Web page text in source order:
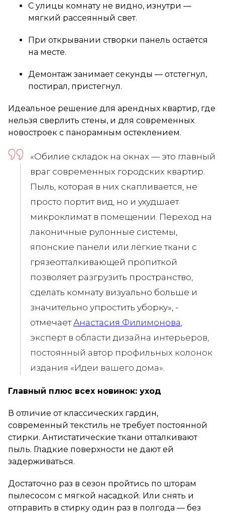
С улицы комнату не видно, изнутри —
мягкий рассеянный свет.
При открывании створки панель остаётся
на месте.
Демонтаж занимает секунды — отстегнул,
постирал, пристегнул.
Идеальное решение для арендных квартир, где
нельзя сверлить стены, и для современных
новостроек с панорамным остеклением.
«Обилие складок на окнах — это главный
враг современных городских квартир.
Пыль, которая в них скапливается, не
просто портит вид, но и ухудшает
микроклимат в помещении. Переход на
лаконичные рулонные системы,
японские панели или лёгкие ткани с
грязеотталкивающей пропиткой
позволяет разгрузить пространство,
сделать комнату визуально больше и
значительно упростить уборку», -
отмечает Анастасия Филимонова
эксперт в области дизайна интерьеров,
постоянный автор профильных колонок
издания «Идеи вашего дома».
Главный плюс всех новинок: уход
В отличие от классических гардин,
современный текстиль не требует постоянной
стирки. Антистатические ткани отталкивают
пыль. Гладкие поверхности не дают ей
задерживаться.
Достаточно раз в сезон пройтись по шторам
пылесосом с мягкой насадкой. Или снять и
отправить в стирку один раз в полгода — без